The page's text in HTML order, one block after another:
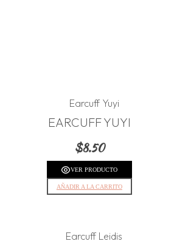
EARCUFF YUYI
$8.50
VER PRODUCTO
AÑADIR A LA CARRITO